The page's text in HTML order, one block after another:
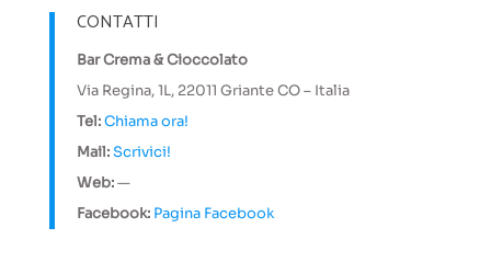
CONTATTI
Bar Crema & Cioccolato
Via Regina, 1L, 22011 Griante CO – Italia
Tel:Chiama ora!
Mail:Scrivici!
Web:—
Facebook: Pagina Facebook